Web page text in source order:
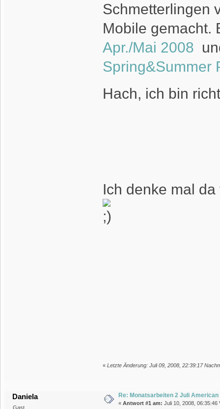
Schmetterlingen
Mobile gemacht.
Apr./Mai 2008
Spring&Summer
Hach, ich bin
Ich denke mal
« Letzte Änderung: Juli 09, 2008, 22:39:17
Daniela
Gast
Re: Monatsarbeiten 2 Juli
« Antwort #1 am: Juli 10, 2008, 06:35:46